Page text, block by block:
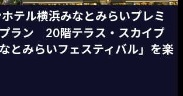
テル横浜みなとみらいプレミ
ラン 20階テラス・スカイプ
とみらいフェスティバル」を楽